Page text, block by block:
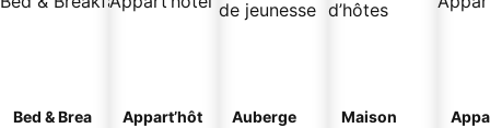
Bed & Brea
Appart’hôt
Auberge
Maison